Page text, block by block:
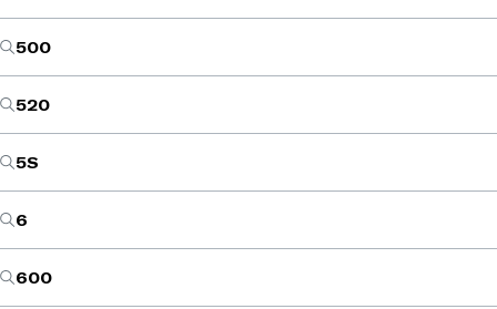
500
520
5S
6
600